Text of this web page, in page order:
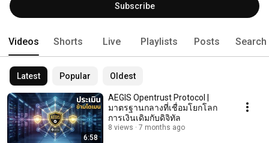
Subscribe
Videos Shorts Live Playlists Posts Search
Latest Popular Oldest
6:58
AEGIS Opentrust Protocol |
มาตรฐานกลางที่เชื่อมโยกโลก
การเงินเดิมกับดิจิทัล
8 views 7 months ago